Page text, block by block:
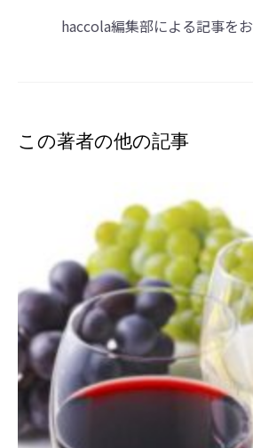
haccola編集部による記事をお
この著者の他の記事